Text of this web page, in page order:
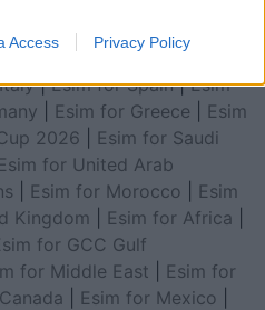
Access Privacy Policy
|
Esim for Caribbean
|Esim for Spain|Esim
Esim for Greece
Esim
2026
Esim for Saudi
Esim for United Arab
Esim for Morocco
Esim
Kingdom Esim for Africa
for GCC Gulf
for Middle East
Esim for
Esim for Mexico